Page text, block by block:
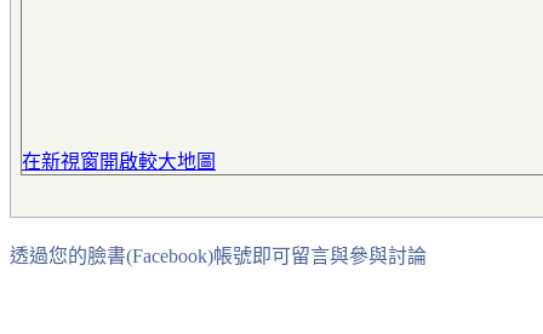
在新視窗開啟較大地圖
透過您的臉書(Facebook)帳號即可留言與參與討論